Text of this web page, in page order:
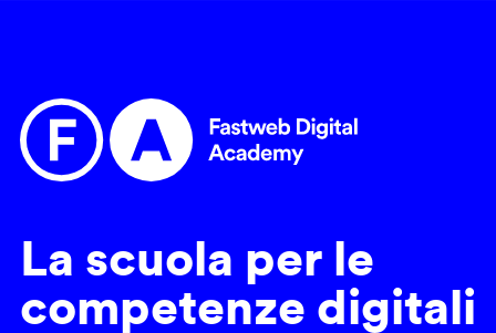
La scuola per le
competenze digitali